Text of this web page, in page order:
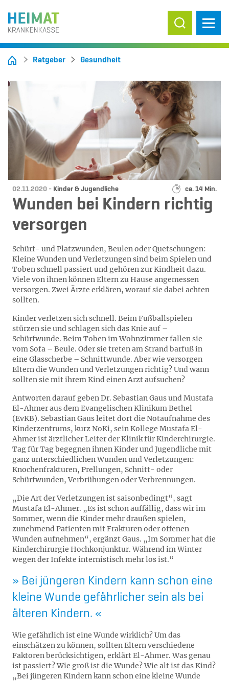
Suche ein-/
Ratgeber Gesundheit
Datum:
02.11.2020 - Kategorie:
Kinder & Jugendliche Lesedauer:
ca. 14 Min.
Wunden bei Kindern richtig
versorgen
Schürf- und Platzwunden, Beulen oder Quetschungen:
Kleine Wunden und Verletzungen sind beim Spielen und
Toben schnell passiert und gehören zur Kindheit dazu.
Viele von ihnen können Eltern zu Hause angemessen
versorgen. Zwei Ärzte erklären, worauf sie dabei achten
sollten.
Kinder verletzen sich schnell. Beim Fußballspielen
stürzen sie und schlagen sich das Knie auf –
Schürfwunde. Beim Toben im Wohnzimmer fallen sie
vom Sofa – Beule. Oder sie treten am Strand barfuß in
eine Glasscherbe – Schnittwunde. Aber wie versorgen
Eltern die Wunden und Verletzungen richtig? Und wann
sollten sie mit ihrem Kind einen Arzt aufsuchen?
Antworten darauf geben Dr. Sebastian Gaus und Mustafa
El-Ahmer aus dem Evangelischen Klinikum Bethel
(EvKB). Sebastian Gaus leitet dort die Notaufnahme des
Kinderzentrums, kurz NoKi, sein Kollege Mustafa El-
Ahmer ist ärztlicher Leiter der Klinik für Kinderchirurgie.
Tag für Tag begegnen ihnen Kinder und Jugendliche mit
ganz unterschiedlichen Wunden und Verletzungen:
Knochenfrakturen, Prellungen, Schnitt- oder
Schürfwunden, Verbrühungen oder Verbrennungen.
„Die Art der Verletzungen ist saisonbedingt“, sagt
Mustafa El-Ahmer. „Es ist schon auffällig, dass wir im
Sommer, wenn die Kinder mehr draußen spielen,
zunehmend Patienten mit Frakturen oder offenen
Wunden aufnehmen“, ergänzt Gaus. „Im Sommer hat die
Kinderchirurgie Hochkonjunktur. Während im Winter
wegen der Infekte internistisch mehr los ist.“
Bei jüngeren Kindern kann schon eine
kleine Wunde gefährlicher sein als bei
älteren Kindern.
Wie gefährlich ist eine Wunde wirklich? Um das
einschätzen zu können, sollten Eltern verschiedene
Faktoren berücksichtigen, erklärt El-Ahmer. Was genau
ist passiert? Wie groß ist die Wunde? Wie alt ist das Kind?
„Bei jüngeren Kindern kann schon eine kleine Wunde